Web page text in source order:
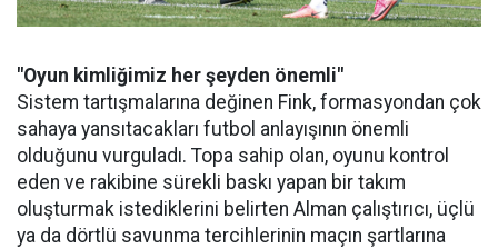
"Oyun kimliğimiz her şeyden önemli"
Sistem tartışmalarına değinen Fink, formasyondan çok
sahaya yansıtacakları futbol anlayışının önemli
olduğunu vurguladı. Topa sahip olan, oyunu kontrol
eden ve rakibine sürekli baskı yapan bir takım
oluşturmak istediklerini belirten Alman çalıştırıcı, üçlü
ya da dörtlü savunma tercihlerinin maçın şartlarına